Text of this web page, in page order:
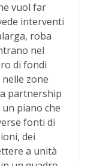
vuol far
interventi
roba
nel
di fondi
zone
partnership
un piano che
fonti di
dei
a unità